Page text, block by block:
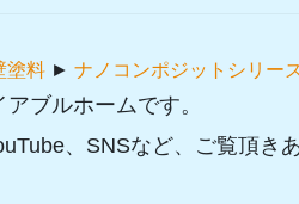
塗料 ► ナノコンポジットシリー
ブルホームです。
、SNSなど、ご覧頂き